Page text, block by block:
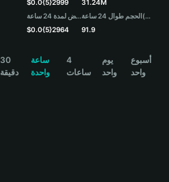
$0.0{5}2999
منخفض لمدة 24 ساعة
$0.0{5}2964
31.24M
الحجم طوال 24 ساعة(USDT)
91.9
30
دقيقة
ساعة
واحدة
4
ساعات
يوم
واحد
أسبوع
واحد